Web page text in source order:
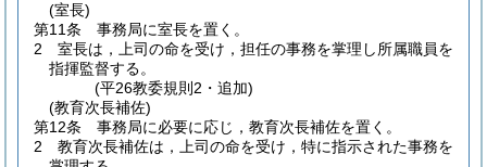
(室長)
第11条
事務局に室長を置く。
2
室長は，上司の命を受け，担任の事務を掌理し所属職員を
指揮監督する。
(平26教委規則2・追加)
(教育次長補佐)
第12条
事務局に必要に応じ，教育次長補佐を置く。
2
教育次長補佐は，上司の命を受け，特に指示された事務を